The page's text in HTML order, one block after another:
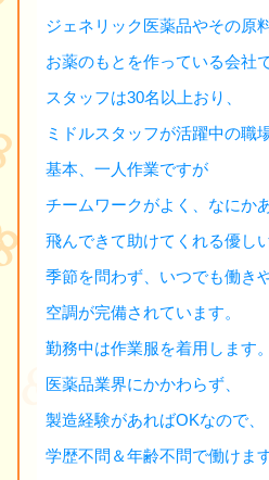
ジェネリック医薬品やその原
お薬のもとを作っている会社で
スタッフは30名以上おり、
ミドルスタッフが活躍中の職
基本、一人作業ですが
チームワークがよく、なにか
飛んできて助けてくれる優し
季節を問わず、いつでも働き
空調が完備されています。
勤務中は作業服を着用します。
医薬品業界にかかわらず、
製造経験があればOKなので、
学歴不問＆年齢不問で働けます